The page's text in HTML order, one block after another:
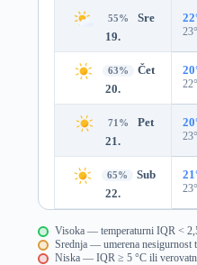
55%
Sre
19.
63%
Čet
20.
71%
Pet
21.
65%
Sub
22.
Visoka — temperaturni IQR <
Srednja — umerena nesigurnost
Niska — IQR ≥ 5 °C ili